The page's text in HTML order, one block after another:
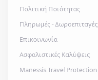
Πολιτική Ποιότητας
Πληρωμές - Δωροεπιταγές
Επικοινωνία
Ασφαλιστικές Καλύψεις
Manessis Travel Protection